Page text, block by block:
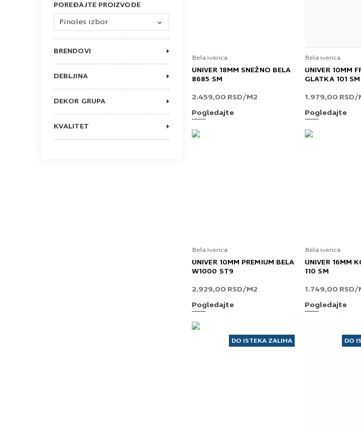
Bela iverica
UNIVER 18MM SNEŽNO BELA
8685 SM
2.459,00 RSD/M2
Pogledajte
Bela iverica
UNIVER 10MM
GLATKA 101 SM
1.979,00 RSD/
Pogledajte
Bela iverica
UNIVER 10MM PREMIUM BELA
W1000 ST9
2.929,00 RSD/M2
Pogledajte
Bela iverica
UNIVER 16MM
110 SM
1.749,00 RSD/
Pogledajte
DO ISTEKA ZALIHA DO
POREĐAJTE PROIZVODE
Pinoles izbor
BRENDOVI
FALCO
DEBLJINA
25
DEKOR GRUPA
KVALITET